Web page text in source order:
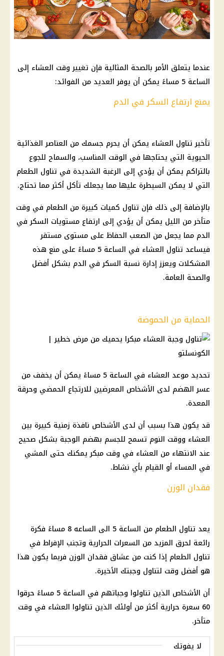
عندما يتعلق الأمر بالصحة المثالية فإن تغيير وقت العشاء إلى
الساعة 5 مساءً يمكن أن يوفر العديد من الفوائد:
يمنع ارتفاع السكر في الدم
تأخير تناول العشاء يمكن أن يحرم جسمك من العناصر الغذائية
الحيوية التي يحتاجها في الوقت المناسب، والسماح للجوع
بالتراكم يمكن أن يؤدي إلى الرغبة الشديدة في تناول الطعام
التي لا يمكن السيطرة عليها مما يجعلك تأكل أكثر مما تحتاج.
بالإضافة إلى ذلك فإن تناول كميات كبيرة من الطعام في وقت
متأخر من الليل يمكن أن يؤدي إلى ارتفاع مستويات السكر في
الدم مما يجعل من الصعب الحفاظ على مستوى مستقر
فيساعد تناول العشاء في الساعة 5 مساءً على منع هذه
المشكلات ويعزز إدارة نسبة السكر في الدم بشكل أفضل
والصحة العامة.
الحماية من الحموضة
تحديد موعد العشاء في الساعة 5 مساءً يمكن أن يخفف من
عسر الهضم لدى الأشخاص المعرضين للارتجاع الحمضي وحرقة
المعدة.
قد يكون هذا بسبب أن لدى الأشخاص نافذة زمنية كبيرة بين
العشاء ووقت النوم تسمح للجسم بهضم الوجبة بشكل صحيح
عند الانتهاء من العشاء في وقت مبكر يمكنك حتى المشي
في المساء أو القيام بأي نشاط.
فقدان الوزن
يعد تناول الطعام من الساعة 5 الى الساعه 8 مساءً فكرة
رائعة لحرق المزيد من السعرات الحرارية وتجنب الإفراط في
تناول الطعام إذا كنت من عشاق فقدان الوزن فربما يكون هذا
هو أفضل وقت لتناول وجبتك الأخيرة.
أن الأشخاص الذين تناولوا وجباتهم في الساعة 5 مساءً حرقوا
60 سعرة حرارية أكثر من أولئك الذين تناولوا العشاء في وقت
متأخر.
لا يفوتك